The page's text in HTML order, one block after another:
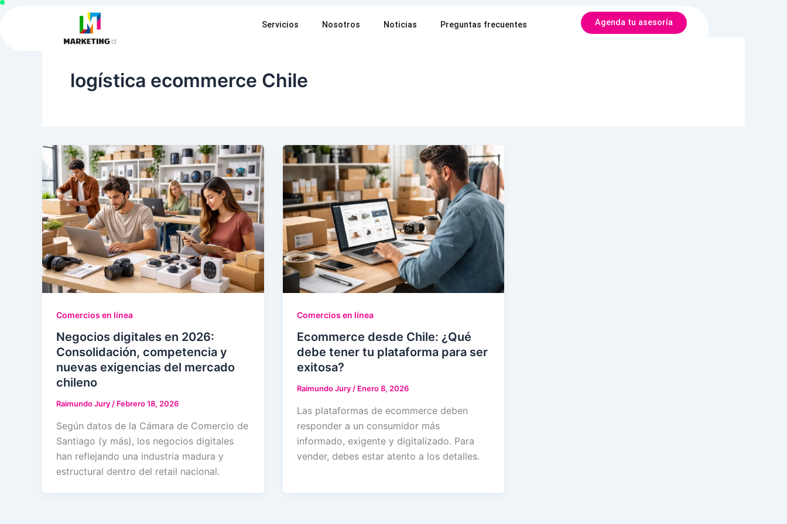
Ir
Servicios Nosotros Noticias Preguntas frecuentes Agenda tu asesoría
logística ecommerce Chile
Comercios en línea
Negocios digitales en 2026:
Consolidación, competencia y
nuevas exigencias del mercado
chileno
Raimundo Jury/ Febrero 18, 2026
Según datos de la Cámara de Comercio de
Santiago (y más), los negocios digitales
han reflejando una industria madura y
estructural dentro del retail nacional.
Comercios en línea
Ecommerce desde Chile: ¿Qué
debe tener tu plataforma para ser
exitosa?
Raimundo Jury/ Enero 8, 2026
Las plataformas de ecommerce deben
responder a un consumidor más
informado, exigente y digitalizado. Para
vender, debes estar atento a los detalles.